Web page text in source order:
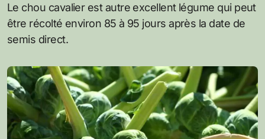
Le chou cavalier est autre excellent légume qui peut
être récolté environ 85 à 95 jours après la date de
semis direct.